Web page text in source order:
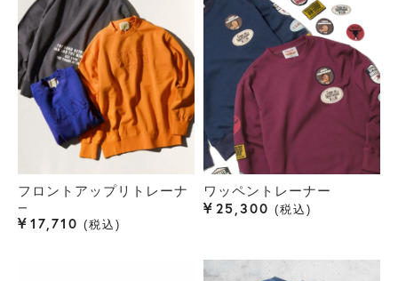
フロントアップリトレーナ
ー
¥ 17,710 税込
ワッペントレーナー
¥ 25,300 税込